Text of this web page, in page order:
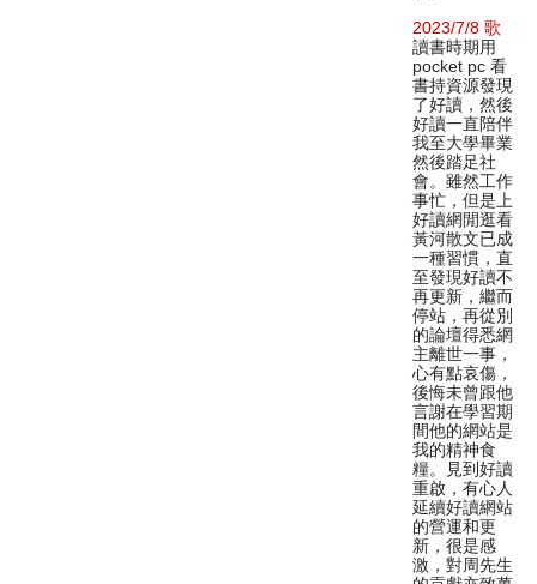
2023/7/8 歌
讀書時期用
pocket pc 看
書持資源發現
了好讀，然後
好讀一直陪伴
我至大學畢業
然後踏足社
會。雖然工作
事忙，但是上
好讀網閒逛看
黃河散文已成
一種習慣，直
至發現好讀不
再更新，繼而
停站，再從別
的論壇得悉網
主離世一事，
心有點哀傷，
後悔未曾跟他
言謝在學習期
間他的網站是
我的精神食
糧。見到好讀
重啟，有心人
延續好讀網站
的營運和更
新，很是感
激，對周先生